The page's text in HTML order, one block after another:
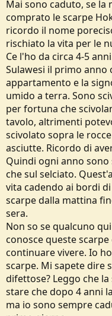
Mai sono caduto, se la
comprato le scarpe
ricordo il nome
rischiato la vita per le
Ce l'ho da circa 4-5
Sulawesi il primo anno
appartamento e la
umido a terra. Sono
per fortuna che
tavolo, altrimenti
scivolato sopra le
asciutte. Ricordo di
Quindi ogni anno
che sul selciato.
vita cadendo ai bordi
scarpe dalla mattina
sera.
Non so se qualcuno
conosce queste
continuare vivere. Io
scarpe. Mi sapete dire
difettose? Leggo che
stare che dopo 4 anni
ma io sono sempre